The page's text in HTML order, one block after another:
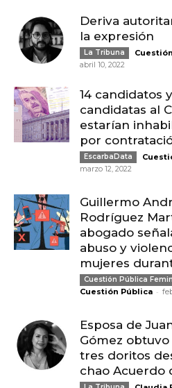
Deriva
la expresión
La Tribuna
abril 10, 2022
14 candidatos y
candidatas al
estarían
por
EscarbaData
marzo 12, 2022
Guillermo
Rodríguez
abogado
abuso y
mujeres
Cuestión Pública
Cuestión Pública -
Esposa de
Gómez
tres doritos
chao Acuerdo